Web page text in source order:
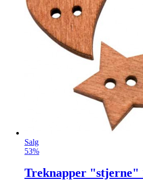
Salg
53%
Treknapper "stjerne"